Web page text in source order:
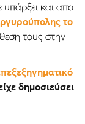
και απο
το
τους στην
δημοσιεύσει